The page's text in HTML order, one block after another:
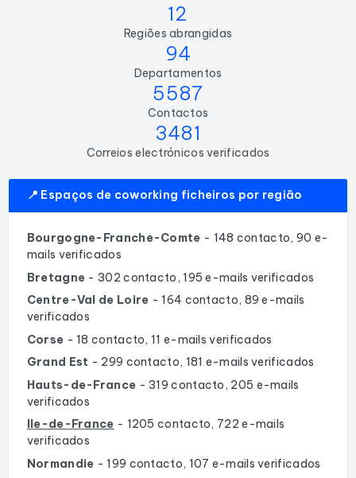
12
Regiões abrangidas
94
Departamentos
5587
Contactos
3481
Correios electrónicos verificados
📍 Espaços de coworking ficheiros por região
Bourgogne-Franche-Comte - 148 contacto, 90 e-
mails verificados
Bretagne - 302 contacto, 195 e-mails verificados
Centre-Val de Loire - 164 contacto, 89 e-mails
verificados
Corse - 18 contacto, 11 e-mails verificados
Grand Est - 299 contacto, 181 e-mails verificados
Hauts-de-France - 319 contacto, 205 e-mails
verificados
Ile-de-France - 1205 contacto, 722 e-mails
verificados
Normandie - 199 contacto, 107 e-mails verificados